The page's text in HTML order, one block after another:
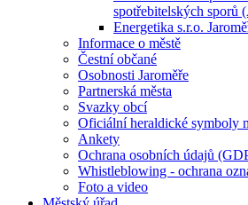
spotřebitelských sporů
Energetika s.r.o.
Informace o městě
Čestní občané
Osobnosti Jaroměře
Partnerská města
Svazky obcí
Oficiální heraldické symboly
Ankety
Ochrana osobních údajů
Whistleblowing - ochrana
Foto a video